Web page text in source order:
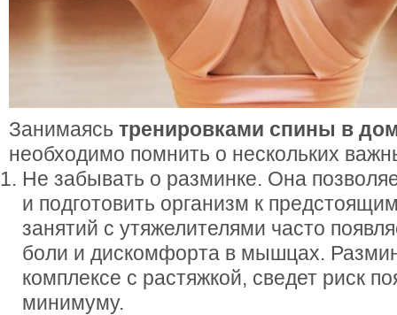
Занимаясь тренировками спины в
необходимо помнить о нескольких
Не забывать о разминке. Она
и подготовить организм к
занятий с утяжелителями часто
боли и дискомфорта в мышцах.
комплексе с растяжкой, сведет риск
минимуму.